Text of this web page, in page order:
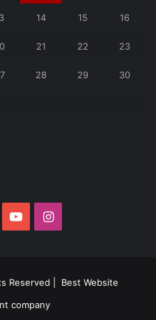
14 15 16
21 22 23
28 29 30
YouTubeInstagram
Reserved | Best Website
company